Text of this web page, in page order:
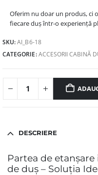
Oferim nu doar un produs, ci
fiecare duș într-o experiență
SKU:AI_B6-18
CATEGORIE:ACCESORII CABINĂ
DESCRIERE
Partea de
de duș – Soluția